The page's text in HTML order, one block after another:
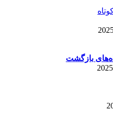
بازگشت